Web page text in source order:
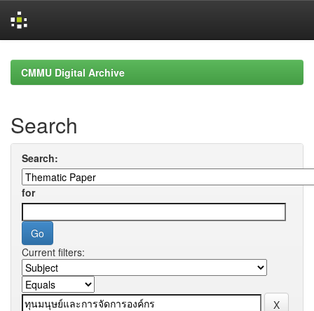
navigationCMMU Digital Archive
Search
Search:
for
Current filters: